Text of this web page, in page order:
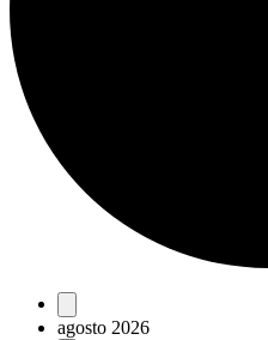
Eventos
agosto 2026